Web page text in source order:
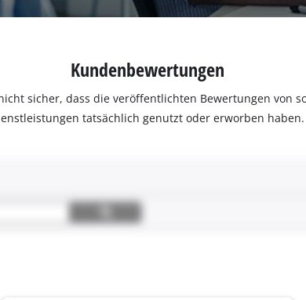
Kundenbewertungen
sicher, dass die veröffentlichten Bewertungen von
tatsächlich genutzt oder erworben haben.